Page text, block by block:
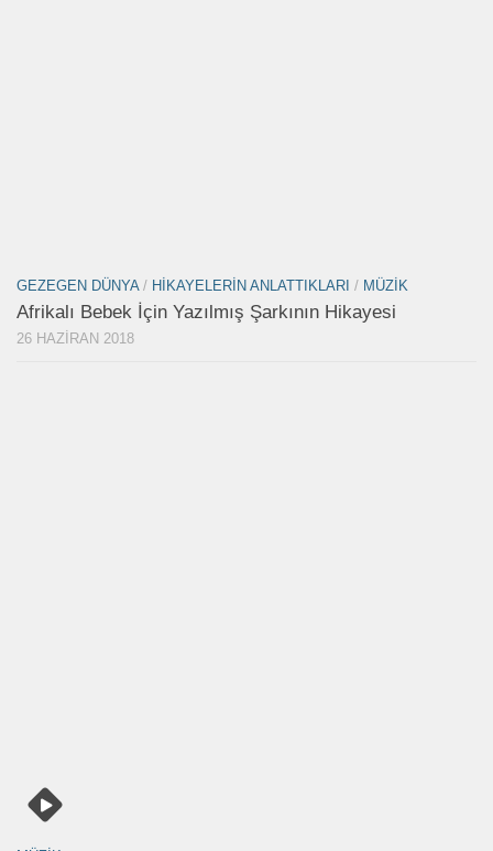
GEZEGEN DÜNYA/ HIKAYELERIN ANLATTIKLARI / MÜZIK
Afrikalı Bebek İçin Yazılmış Şarkının Hikayesi
26 HAZIRAN 2018